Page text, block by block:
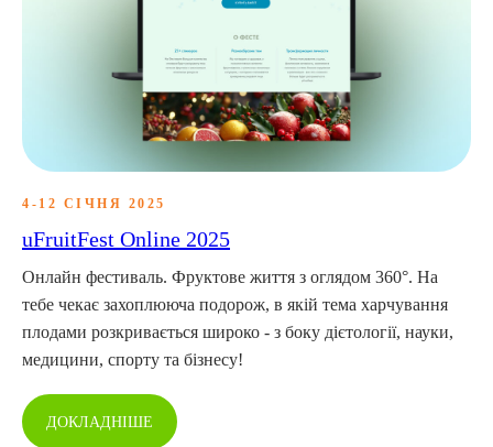
4-12 СІЧНЯ 2025
uFruitFest Online 2025
Онлайн фестиваль. Фруктове життя з оглядом 360°. На
тебе чекає захоплююча подорож, в якій тема харчування
плодами розкривається широко - з боку дієтології, науки,
медицини, спорту та бізнесу!
ДОКЛАДНІШЕ